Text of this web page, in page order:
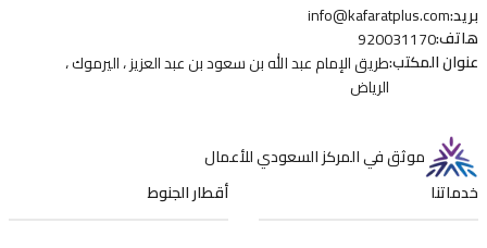
بريد:
info@kafaratplus.com
هاتف:
920031170
عنوان المكتب:طريق الإمام عبد الله بن سعود بن عبد العزيز ، اليرموك ،
الرياض
موثق في المركز السعودي للأعمال
خدماتنا
أقطار الجنوط